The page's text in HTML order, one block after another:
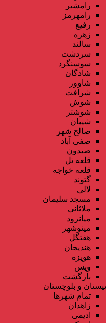
رامشیر
رامهرمز
رفیع
زهره
سالند
سردشت
سوسنگرد
شادگان
شاوور
شرافت
شوش
شوشتر
شیبان
صالح شهر
صفی آباد
صیدون
قلعه تل
قلعه خواجه
گتوند
لالی
مسجد سلیمان
ملاثانی
میانرود
مینوشهر
هفتگل
هندیجان
هویزه
ویس
بازگشت
و بلوچستان
تمام شهر‌ها
زاهدان
ادیمی